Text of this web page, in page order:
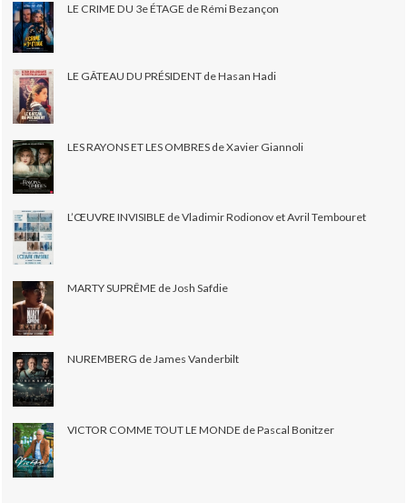
LE CRIME DU 3e ÉTAGE de Rémi Bezançon
LE GÂTEAU DU PRÉSIDENT de Hasan Hadi
LES RAYONS ET LES OMBRES de Xavier Giannoli
L’ŒUVRE INVISIBLE de Vladimir Rodionov et Avril Tembouret
MARTY SUPRÊME de Josh Safdie
NUREMBERG de James Vanderbilt
VICTOR COMME TOUT LE MONDE de Pascal Bonitzer